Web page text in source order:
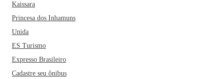
Kaissara
Princesa dos Inhamuns
Unida
ES Turismo
Expresso Brasileiro
Cadastre seu ônibus